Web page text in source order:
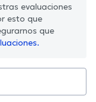
evaluaciones
esto que
que